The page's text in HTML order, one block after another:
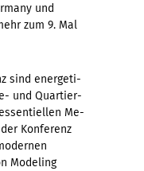
und
zum 9. Mal
sind en­er­ge­ti­
und Quar­tier­
Me­
Konferenz
Mo­de­ling